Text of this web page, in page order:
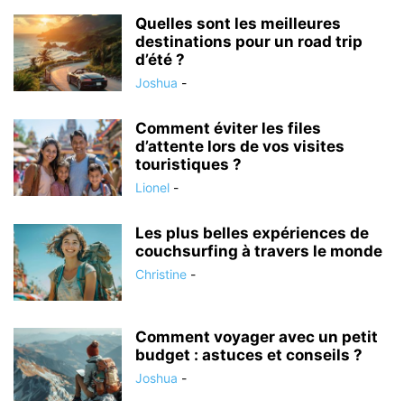
Quelles sont les meilleures
destinations pour un road trip
d’été ?
Joshua -
Comment éviter les files
d’attente lors de vos visites
touristiques ?
Lionel -
Les plus belles expériences de
couchsurfing à travers le monde
Christine -
Comment voyager avec un petit
budget : astuces et conseils ?
Joshua -